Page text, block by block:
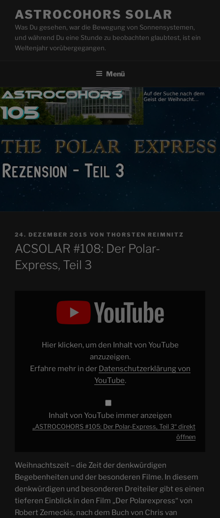
Inhalt
springen
ASTROCOHORS SOLAR
Was Du gesehen, war die Bewegung von Sonnensystemen,
und während Du eine Stunde zu beobachten glaubtest, ist ein
Weltenjahr vorübergegangen.
Menü
VERÖFFENTLICHT
AM
24. DEZEMBER 2015 VON THORSTEN REIMNITZ
ACSOLAR #108: Der Polar-
Express, Teil 3
YouTubeHier klicken, um den Inhalt von YouTube
anzuzeigen.
Erfahre mehr in der Datenschutzerklärung von
YouTube.
Inhalt von YouTube immer anzeigen
„ASTROCOHORS #105: Der Polar-Express, Teil 3“ direkt
öffnen
Weihnachtszeit – die Zeit der denkwürdigen
Begebenheiten und der besonderen Filme. In diesem
denkwürdigen und besonderen Dreiteiler gibt es einen
tieferen Einblick in den Film „Der Polarexpress“ von
Robert Zemeckis, nach dem Buch von Chris van